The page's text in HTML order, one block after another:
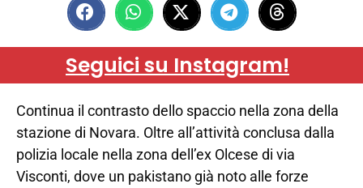
Seguici su Instagram!
Continua il contrasto dello spaccio nella zona della
stazione di Novara. Oltre all’attività conclusa dalla
polizia locale nella zona dell’ex Olcese di via
Visconti, dove un pakistano già noto alle forze